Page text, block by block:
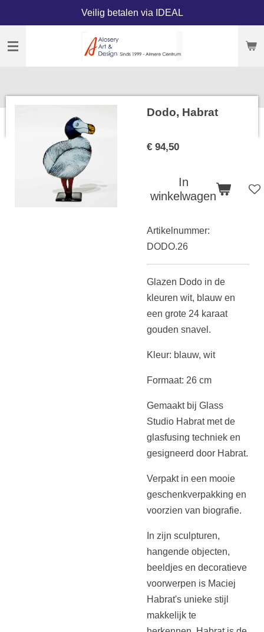
naar
Veilig betalen via IDEAL
Dodo, Habrat
€ 94,50
In
winkelwagen
Artikelnummer:
DODO.26
Glazen Dodo in de
kleuren wit, blauw en
een grote 24 karaat
gouden snavel.
Kleur: blauw, wit
Formaat: 26 cm
Gemaakt bij Glass
Studio Habrat met de
glasfusing techniek en
gesigneerd door Habrat.
Verpakt in een mooie
geschenkverpakking en
voorzien van biografie.
In zijn sculpturen,
hangende objecten,
beeldjes en decoratieve
voorwerpen is Maciej
Habrat's unieke stijl
makkelijk te